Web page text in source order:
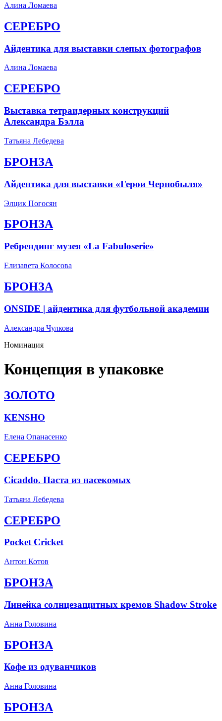
Алина Ломаева
СЕРЕБРО
Айдентика для выставки слепых фотографов
Алина Ломаева
СЕРЕБРО
Выставка тетраидерных конструкций
Александра Бэлла
Татьяна Лебедева
БРОНЗА
Айдентика для выставки «Герои Чернобыля»
Элцик Погосян
БРОНЗА
Ребрендинг музея «La Fabuloserie»
Елизавета Колосова
БРОНЗА
ONSIDE | айдентика для футбольной академии
Александра Чулкова
Номинация
Концепция в упаковке
ЗОЛОТО
KENSHO
Елена Опанасенко
СЕРЕБРО
Cicaddo. Паста из насекомых
Татьяна Лебедева
СЕРЕБРО
Pocket Cricket
Антон Котов
БРОНЗА
Линейка солнцезащитных кремов Shadow Stroke
Анна Головина
БРОНЗА
Кофе из одуванчиков
Анна Головина
БРОНЗА